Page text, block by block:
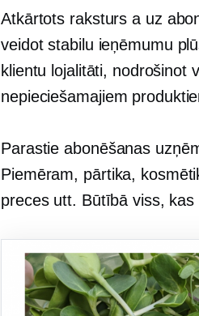
Atkārtots raksturs a uz
veidot stabilu ieņēmumu
klientu lojalitāti, nodrošinot
nepieciešamajiem
Parastie abonēšanas
Piemēram, pārtika,
preces utt. Būtībā viss,